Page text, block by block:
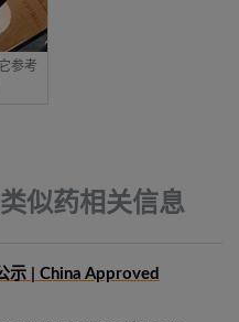
参考
似药相关信息
示 | China Approved